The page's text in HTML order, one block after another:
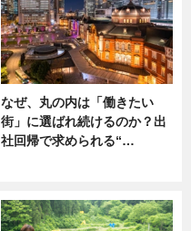
なぜ、丸の内は「働きたい
街」に選ばれ続けるのか？出
社回帰で求められる“…